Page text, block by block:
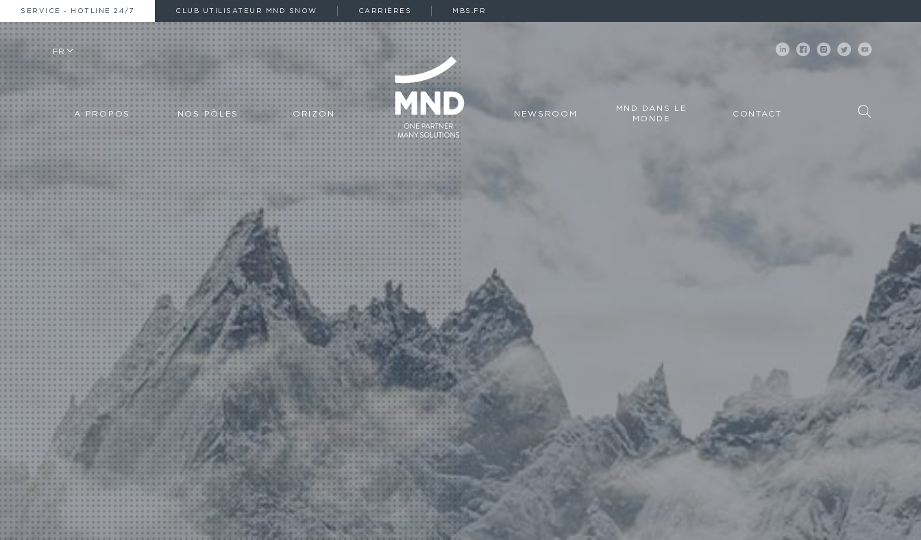
SERVICE - HOTLINE 24/7 CLUB UTILISATEUR MND SNOW CARRIÈRES MBS.FR
FR
A PROPOS NOS PÔLES ORIZON NEWSROOM
MND DANS LE
MONDE
CONTACT